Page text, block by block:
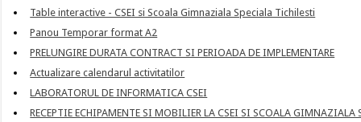
Table interactive - CSEI si Scoala Gimnaziala Speciala Tichilesti
Panou Temporar format A2
PRELUNGIRE DURATA CONTRACT SI PERIOADA DE IMPLEMENTARE
Actualizare calendarul activitatilor
LABORATORUL DE INFORMATICA CSEI
RECEPTIE ECHIPAMENTE SI MOBILIER LA CSEI SI SCOALA GIMNAZIALA